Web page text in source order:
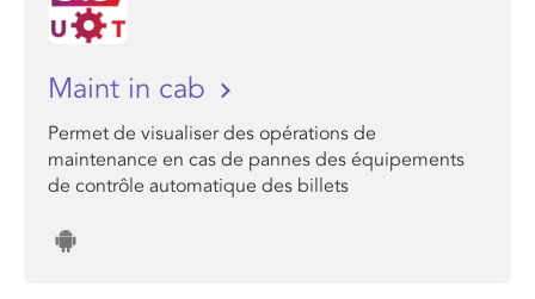
Maint in cab
Permet de visualiser des opérations de
maintenance en cas de pannes des équipements
de contrôle automatique des billets